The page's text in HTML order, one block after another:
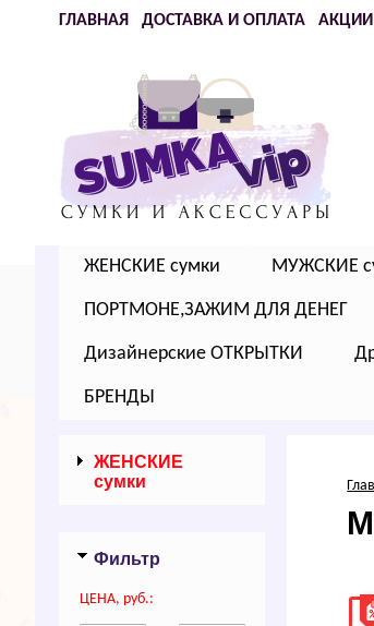
ГЛАВНАЯ ДОСТАВКА И ОПЛАТА АКЦИИ
ЖЕНСКИЕ сумки МУЖСКИЕ
ПОРТМОНЕ,ЗАЖИМ ДЛЯ ДЕНЕГ
Дизайнерские ОТКРЫТКИ
БРЕНДЫ
ЖЕНСКИЕ
сумки
Фильтр
ЦEHA, руб.: